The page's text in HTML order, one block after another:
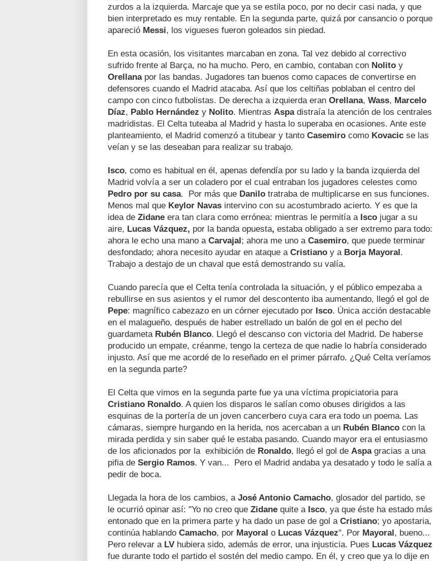
zurdos a la izquierda. Marcaje que ya se estila poco, por no decir casi nada, y que
bien interpretado es muy rentable. En la segunda parte, quizá por cansancio o porque
apareció Messi, los vigueses fueron goleados sin piedad.
En esta ocasión, los visitantes marcaban en zona. Tal vez debido al correctivo
sufrido frente al Barça, no ha mucho. Pero, en cambio, contaban con Nolito y
Orellanapor las bandas. Jugadores tan buenos como capaces de convertirse en
defensores cuando el Madrid atacaba. Así que los celtiñas poblaban el centro del
campo con cinco futbolistas. De derecha a izquierda eran Orellana, Wass, Marcelo
Díaz, Pablo Hernández y Nolito. Mientras Aspa distraía la atención de los centrales
madridistas. El Celta tuteaba al Madrid y hasta lo superaba en ocasiones. Ante este
planteamiento, el Madrid comenzó a titubear y tanto Casemiro como Kovacic se las
veían y se las deseaban para realizar su trabajo.
Isco, como es habitual en él, apenas defendía por su lado y la banda izquierda del
Madrid volvía a ser un coladero por el cual entraban los jugadores celestes como
Pedro por su casa. Por más que Danilo tratraba de multiplicarse en sus funciones.
Menos mal que Keylor Navas intervino con su acostumbrado acierto. Y es que la
idea de Zidane era tan clara como errónea: mientras le permitía a Isco jugar a su
aire, Lucas Vázquez, por la banda opuesta, estaba obligado a ser extremo para todo:
ahora le echo una mano a Carvajal; ahora me uno a Casemiro, que puede terminar
desfondado; ahora necesito ayudar en ataque a Cristiano y a Borja Mayoral.
Trabajo a destajo de un chaval que está demostrando su valía.
Cuando parecía que el Celta tenía controlada la situación, y el público empezaba a
rebullirse en sus asientos y el rumor del descontento iba aumentando, llegó el gol de
Pepe: magnífico cabezazo en un córner ejecutado por Isco. Única acción destacable
en el malagueño, después de haber estrellado un balón de gol en el pecho del
guardameta Rubén Blanco. Llegó el descanso con victoria del Madrid. De haberse
producido un empate, créanme, tengo la certeza de que nadie lo habría considerado
injusto. Así que me acordé de lo reseñado en el primer párrafo. ¿Qué Celta veríamos
en la segunda parte?
El Celta que vimos en la segunda parte fue ya una víctima propiciatoria para
Cristiano Ronaldo. A quien los disparos le salían como obuses dirigidos a las
esquinas de la portería de un joven cancerbero cuya cara era todo un poema. Las
cámaras, siempre hurgando en la herida, nos acercaban a un Rubén Blanco con la
mirada perdida y sin saber qué le estaba pasando. Cuando mayor era el entusiasmo
de los aficionados por la exhibición de Ronaldo, llegó el gol de Aspagracias a una
pifia de Sergio Ramos. Y van... Pero el Madrid andaba ya desatado y todo le salía a
pedir de boca.
Llegada la hora de los cambios, a José Antonio Camacho, glosador del partido, se
le ocurrió opinar así: "Yo no creo que Zidane quite a Isco, ya que éste ha estado más
entonado que en la primera parte y ha dado un pase de gol a Cristiano; yo apostaria,
continúa hablando Camacho, por Mayoral o Lucas Vázquez". Por Mayoral, bueno...
Pero relevar a LV hubiera sido, además de error, una injusticia. Pues Lucas Vázquez
fue durante todo el partido el sostén del medio campo. En él, y creo que ya lo dije en